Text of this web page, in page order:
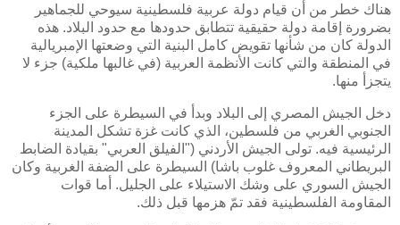
هناك خطر من أن قيام دولة عربية فلسطينية سيوحي للجماهير
بضرورة إقامة دولة حقيقية تتطابق حدودها مع حدود البلاد. هذه
الدولة كان من شأنها تقويض كامل البنية التي وضعتها الإمبريالية
في المنطقة والتي كانت الأنظمة العربية (في غالبها ملكية) جزء لا
يتجزأ منها.
دخل الجيش المصري إلى البلاد وبدأ في السيطرة على الجزء
الجنوبي الغربي من فلسطين، الذي كانت غزة تشكل المدينة
الرئيسية فيه. تولى الجيش الأردني ("الفيلق العربي" بقيادة الضابط
البريطاني المعروف غلوب باشا) السيطرة على الضفة الغربية وكان
الجيش السوري على وشك الاستيلاء على الجليل. أما قوات
المقاومة الفلسطينية فقد تمّ هزمها قبل ذلك.